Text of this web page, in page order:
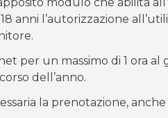
anni l’autorizzazione
per un massimo di 1 ora
dell’anno.
la prenotazione,